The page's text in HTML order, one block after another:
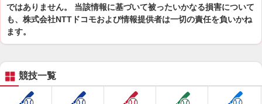
ではありません。 当該情報に基づいて被ったいかなる損害について
も、株式会社NTTドコモおよび情報提供者は一切の責任を負いかね
ます。
競技一覧